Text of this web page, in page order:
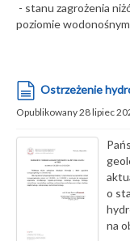
- stanu zagrożenia
poziomie wodonośnym
dokument
Ostrzeżenie
Opublikowany 28 lipiec
o
na